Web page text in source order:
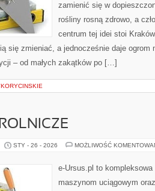
zamienić się w
rośliny rosną zdrowo, a
centrum tej idei stoi
się zmieniać, a jednocześnie daje ogrom
– od małych zakątków po […]
STY - 26 - 2026 MOŻLIWOŚĆ
e-Ursus.pl to
maszynom uciągowym